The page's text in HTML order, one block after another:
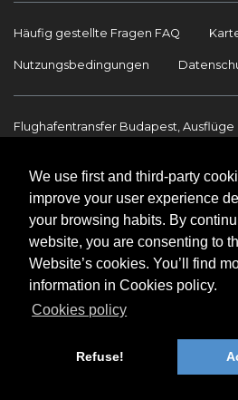
We use first and third-party
improve your user experience
your browsing habits. By
website, you are consenting to
Website’s cookies. You’ll find
information in Cookies policy.
Cookies policy
Refuse!
Häufig gestellte Fragen FAQ
Nutzungsbedingungen
Flughafentransfer Budapest,
Flughafentransfer Internationale
Copyright © 2009-2026